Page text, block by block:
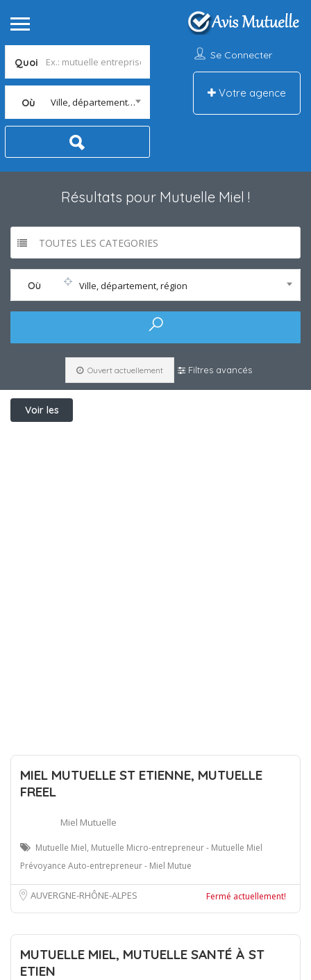
Quoi
Où Ville, département, région
Se Connecter
Votre agence
Résultats pour Mutuelle Miel !
TOUTES LES CATEGORIES
Où Ville, département, région
Ouvert actuellement Filtres avancés
Voir les
MIEL MUTUELLE ST ETIENNE, MUTUELLE
FREEL
Miel Mutuelle
Mutuelle Miel, Mutuelle Micro-entrepreneur - Mutuelle Miel
Prévoyance Auto-entrepreneur - Miel Mutue
AUVERGNE-RHÔNE-ALPES Fermé actuellement!
MUTUELLE MIEL, MUTUELLE SANTÉ À ST
ETIEN